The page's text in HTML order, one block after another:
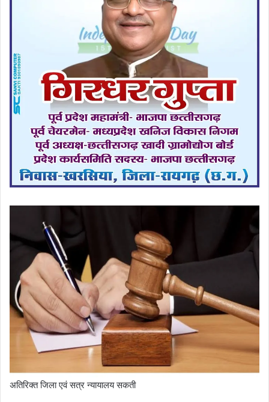
अतिरिक्त जिला एवं सत्र न्यायालय सकती